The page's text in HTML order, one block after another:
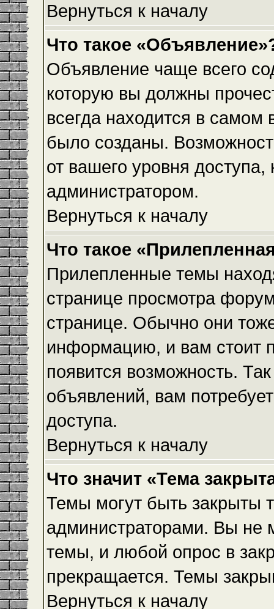
Вернуться к началу
Что такое
Объявление чаще всего
которую вы должны
всегда находится в
было созданы.
от вашего уровня
администратором.
Вернуться к началу
Что такое
Прилепленные темы
странице просмотра
странице. Обычно они
информацию, и вам стоит
появится возможность.
объявлений, вам
доступа.
Вернуться к началу
Что значит «Тема
Темы могут быть закрыты
администраторами. Вы не
темы, и любой опрос в
прекращается. Темы
Вернуться к началу